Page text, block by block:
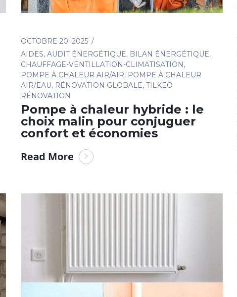
OCTOBRE 20. 2025
AIDES, AUDIT ÉNERGÉTIQUE, BILAN ÉNERGÉTIQUE,
CHAUFFAGE-VENTILLATION-CLIMATISATION ,
POMPE À CHALEUR AIR/AIR, POMPE À CHALEUR
AIR/EAU, RÉNOVATION GLOBALE, TILKEO
RÉNOVATION
Pompe à chaleur hybride : le
choix malin pour conjuguer
confort et économies
Read More